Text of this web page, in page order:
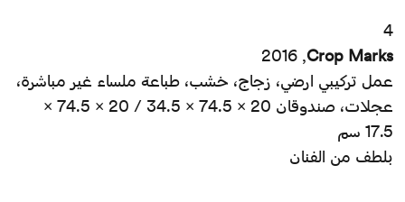
4
2016 ,Crop Marks
عمل تركيبي ارضي، زجاج، خشب، طباعة ملساء غير مباشرة،
عجلات، صندوقان 20 × 74.5 × 34.5 / 20 × 74.5 ×
17.5 سم
بلطف من الفنان